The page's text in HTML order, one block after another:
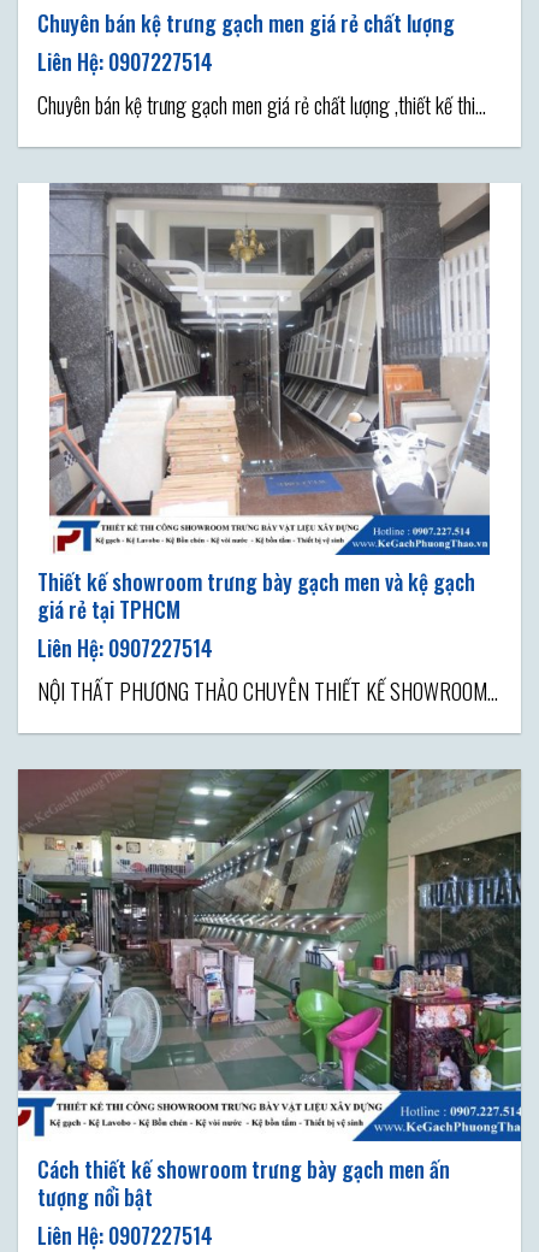
Chuyên bán kệ trưng gạch men giá rẻ chất lượng
Chuyên bán kệ trưng gạch men giá rẻ chất lượng ,thiết kế thi
Thiết kế showroom trưng bày gạch men và kệ gạch
giá rẻ tại TPHCM
NỘI THẤT PHƯƠNG THẢO CHUYÊN THIẾT KẾ SHOWROOM
Cách thiết kế showroom trưng bày gạch men ấn
tượng nổi bật